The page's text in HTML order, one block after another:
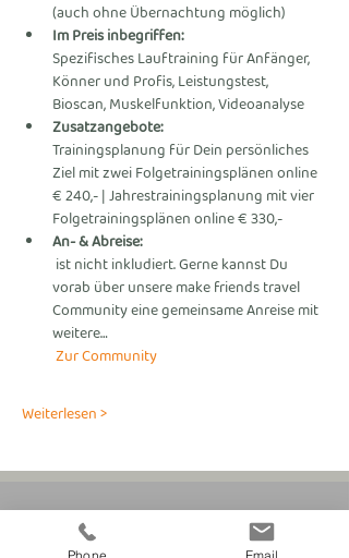
(auch ohne Übernachtung möglich)
Im Preis inbegriffen:
Spezifisches Lauftraining für Anfänger,
Könner und Profis, Leistungstest,
Bioscan, Muskelfunktion, Videoanalyse
Zusatzangebote:
Trainingsplanung für Dein persönliches
Ziel mit zwei Folgetrainingsplänen online
€ 240,- | Jahrestrainingsplanung mit vier
Folgetrainingsplänen online € 330,-
An- & Abreise:
vorab über unsere make friends travel
Community eine gemeinsame Anreise mit
weitere…
Zur Community
Weiterlesen >
fitnesscoach
Phone Email